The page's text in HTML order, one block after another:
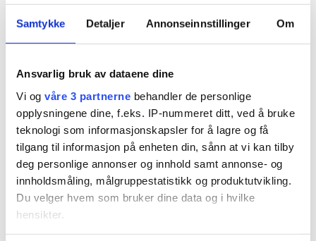
Samtykke Detaljer Annonseinnstillinger Om
Ansvarlig bruk av dataene dine
Vi og våre 3 partnerne behandler de personlige
opplysningene dine, f.eks. IP-nummeret ditt, ved å bruke
teknologi som informasjonskapsler for å lagre og få
tilgang til informasjon på enheten din, sånn at vi kan tilby
deg personlige annonser og innhold samt annonse- og
innholdsmåling, målgruppestatistikk og produktutvikling.
Du velger hvem som bruker dine data og i hvilke
hensikter.
your business.
text responses in the control panel
and makes them instantly available
after check-out.